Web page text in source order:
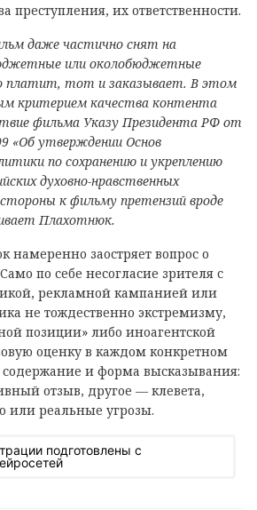
преступления, их ответственности.
даже частично снят на
или околобюджетные
платит, тот и заказывает. В этом
критерием качества контента
фильма Указу Президента РФ от
«Об утверждении Основ
по сохранению и укреплению
духовно-нравственных
к фильму претензий вроде
Плахотнюк.
намеренно заостряет вопрос о
по себе несогласие зрителя с
рекламной кампанией или
не тождественно экстремизму,
позиции» либо иноагентской
оценку в каждом конкретном
содержание и форма высказывания:
отзыв, другое — клевета,
реальные угрозы.
подготовлены с